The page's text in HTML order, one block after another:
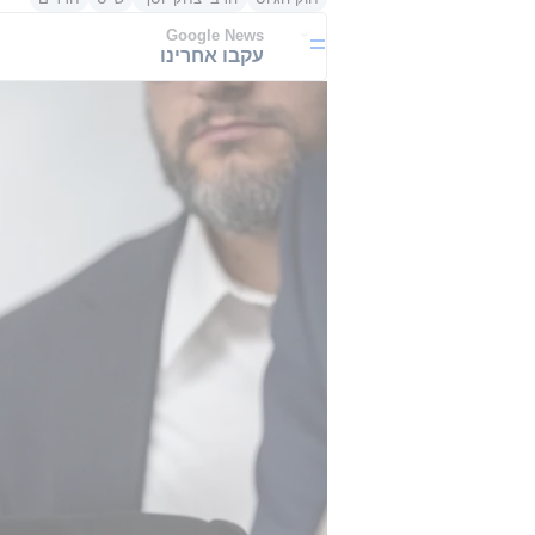
Google News
עקבו אחרינו